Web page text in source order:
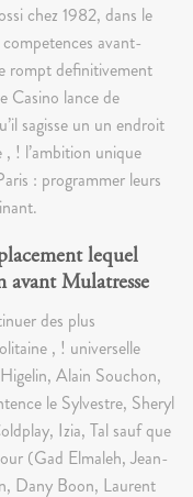
chez 1982, dans le
avant-
rompt definitivement
Casino lance de
sagisse un un endroit
! l’ambition unique
: programmer leurs
lequel
avant Mulatresse
des plus
, ! universelle
Alain Souchon,
le Sylvestre, Sheryl
Izia, Tal sauf que
(Gad Elmaleh, Jean-
Dany Boon, Laurent